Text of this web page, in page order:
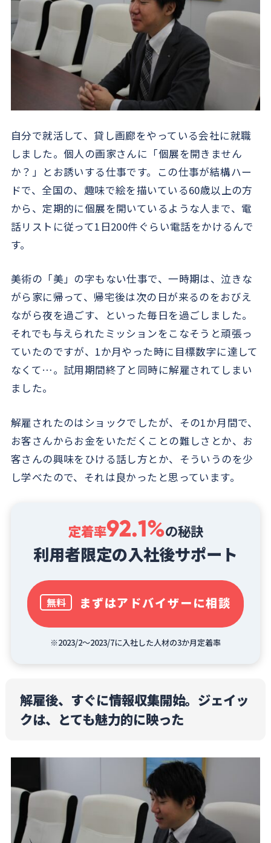
自分で就活して、貸し画廊をやっている会社に就職
しました。個人の画家さんに「個展を開きません
か？」とお誘いする仕事です。この仕事が結構ハー
ドで、全国の、趣味で絵を描いている60歳以上の方
から、定期的に個展を開いているような人まで、電
話リストに従って1日200件ぐらい電話をかけるんで
す。
美術の「美」の字もない仕事で、一時期は、泣きな
がら家に帰って、帰宅後は次の日が来るのをおびえ
ながら夜を過ごす、といった毎日を過ごしました。
それでも与えられたミッションをこなそうと頑張っ
ていたのですが、1か月やった時に目標数字に達して
なくて…。試用期間終了と同時に解雇されてしまい
ました。
解雇されたのはショックでしたが、その1か月間で、
お客さんからお金をいただくことの難しさとか、お
客さんの興味をひける話し方とか、そういうのを少
し学べたので、それは良かったと思っています。
定着率92.1%の秘訣
利用者限定の入社後サポート
※2023/2～2023/7に入社した人材の3か月定着率
無料 まずはアドバイザーに相談
解雇後、すぐに情報収集開始。ジェイッ
クは、とても魅力的に映った